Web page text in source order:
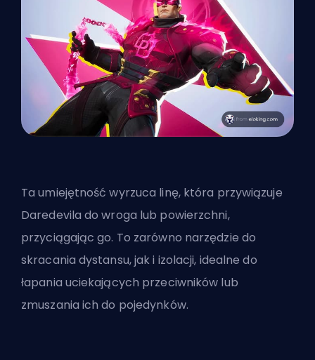
Ta umiejętność wyrzuca linę, która przywiązuje
Daredevila do wroga lub powierzchni,
przyciągając go. To zarówno narzędzie do
skracania dystansu, jak i izolacji, idealne do
łapania uciekających przeciwników lub
zmuszania ich do pojedynków.